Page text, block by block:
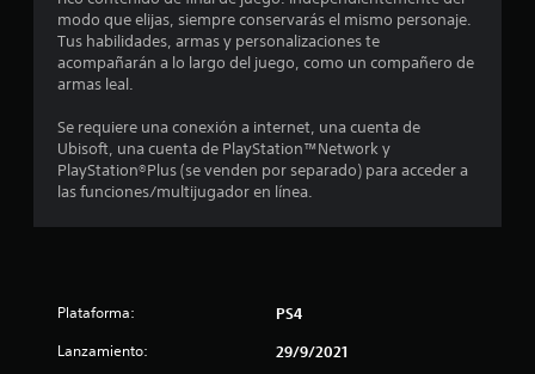
t
r
l
modo que elijas, siempre conservarás el mismo personaje.
Tus habilidades, armas y personalizaciones te
acompañarán a lo largo del juego, como un compañero de
armas leal.
Se requiere una conexión a internet, una cuenta de
Ubisoft, una cuenta de PlayStation™Network y
PlayStation®Plus (se venden por separado) para acceder a
las funciones/multijugador en línea.
Plataforma: PS4
Lanzamiento: 29/9/2021